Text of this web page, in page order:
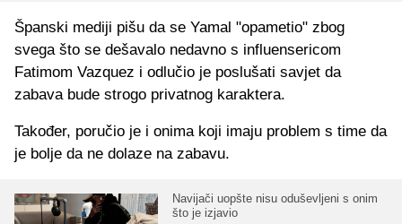
Španski mediji pišu da se Yamal "opametio" zbog
svega što se dešavalo nedavno s influensericom
Fatimom Vazquez i odlučio je poslušati savjet da
zabava bude strogo privatnog karaktera.
Također, poručio je i onima koji imaju problem s time da
je bolje da ne dolaze na zabavu.
Navijači uopšte nisu oduševljeni s onim
što je izjavio